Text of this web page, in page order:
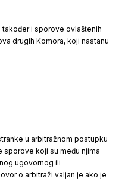
i sporove ovlaštenih
drugih Komora, koji nastanu
u arbitražnom postupku
koji su među njima
ugovornog ili
o arbitraži valjan je ako je